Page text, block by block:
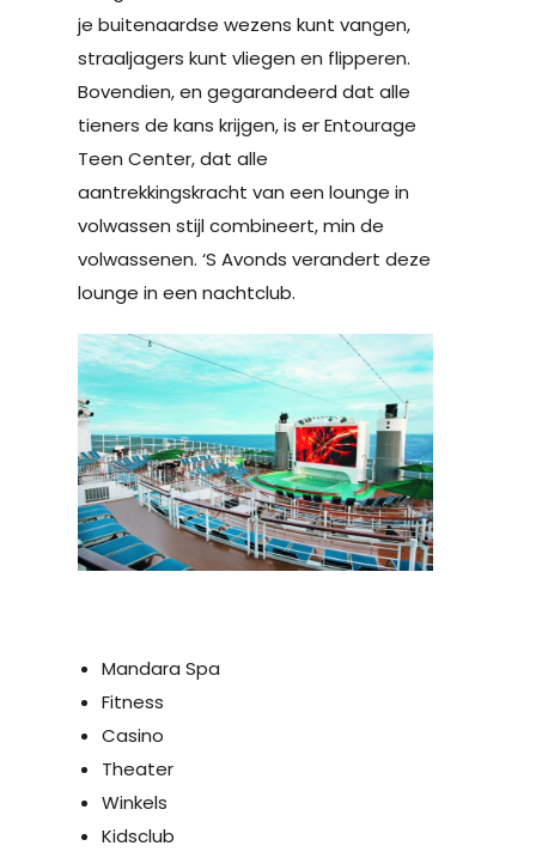
je buitenaardse wezens kunt vangen,
straaljagers kunt vliegen en flipperen.
Bovendien, en gegarandeerd dat alle
tieners de kans krijgen, is er Entourage
Teen Center, dat alle
aantrekkingskracht van een lounge in
volwassen stijl combineert, min de
volwassenen. ‘S Avonds verandert deze
lounge in een nachtclub.
Mandara Spa
Fitness
Casino
Theater
Winkels
Kidsclub